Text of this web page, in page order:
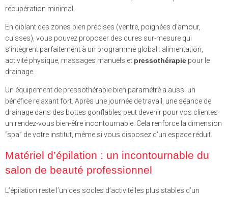
récupération minimal.
En ciblant des zones bien précises (ventre, poignées d’amour,
cuisses), vous pouvez proposer des cures sur-mesure qui
s’intègrent parfaitement à un programme global : alimentation,
activité physique, massages manuels et pressothérapie pour le
drainage.
Un équipement de pressothérapie bien paramétré a aussi un
bénéfice relaxant fort. Après une journée de travail, une séance de
drainage dans des bottes gonflables peut devenir pour vos clientes
un rendez-vous bien-être incontournable. Cela renforce la dimension
“spa” de votre institut, même si vous disposez d’un espace réduit.
Matériel d’épilation : un incontournable du
salon de beauté professionnel
L’épilation reste l’un des socles d’activité les plus stables d’un